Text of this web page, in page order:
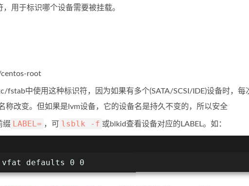
用于标识哪个设备需要被挂载。
root
fstab中使用这种标识符，因为如果有多个(SATA/SCSI/IDE)设备时，每
称改变。但如果是lvm设备，它的设备名是持久不变的，所以安全
缀 LABEL= ，可 lsblk -f 或blkid查看设备对应的LABEL。如：
vfat defaults 0 0